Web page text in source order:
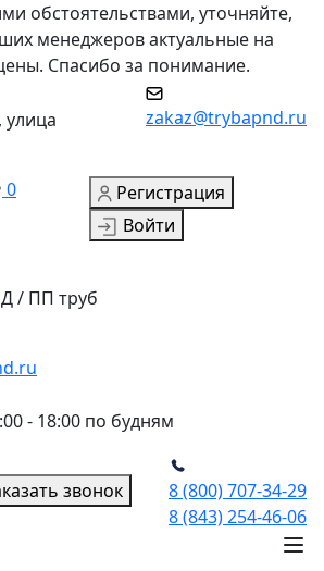
обстоятельствами, уточняйте,
менеджеров актуальные на
Спасибо за понимание.
улица
zakaz@trybapnd.ru
0
Регистрация
Войти
/ ПП труб
- 18:00 по будням
звонок
8 (800) 707-34-29
8 (843) 254-46-06